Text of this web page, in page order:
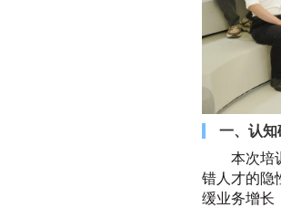
一、认
本次培
错人才的隐
缓业务增长